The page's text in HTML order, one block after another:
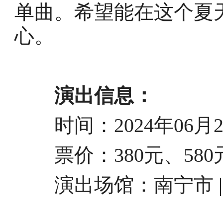
单曲。希望能在这个夏
心。
演出信息：
时间：2024年06月
票价：380元、580
演出场馆：南宁市 |